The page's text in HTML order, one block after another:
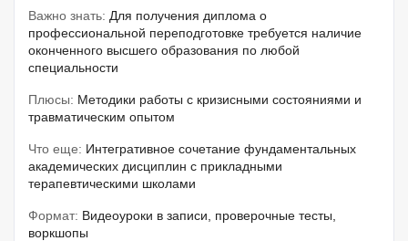
Важно знать: Для получения диплома о
профессиональной переподготовке требуется наличие
оконченного высшего образования по любой
специальности
Плюсы: Методики работы с кризисными состояниями и
травматическим опытом
Что еще: Интегративное сочетание фундаментальных
академических дисциплин с прикладными
терапевтическими школами
Формат: Видеоуроки в записи, проверочные тесты,
воркшопы